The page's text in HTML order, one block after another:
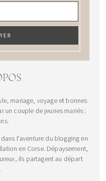
mariage, voyage et bonnes
un couple de jeunes mariés :
l'aventure du blogging en
en Corse. Dépaysement,
ils partagent au départ